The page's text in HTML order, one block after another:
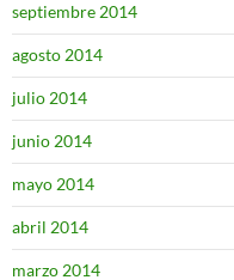
septiembre 2014
agosto 2014
julio 2014
junio 2014
mayo 2014
abril 2014
marzo 2014